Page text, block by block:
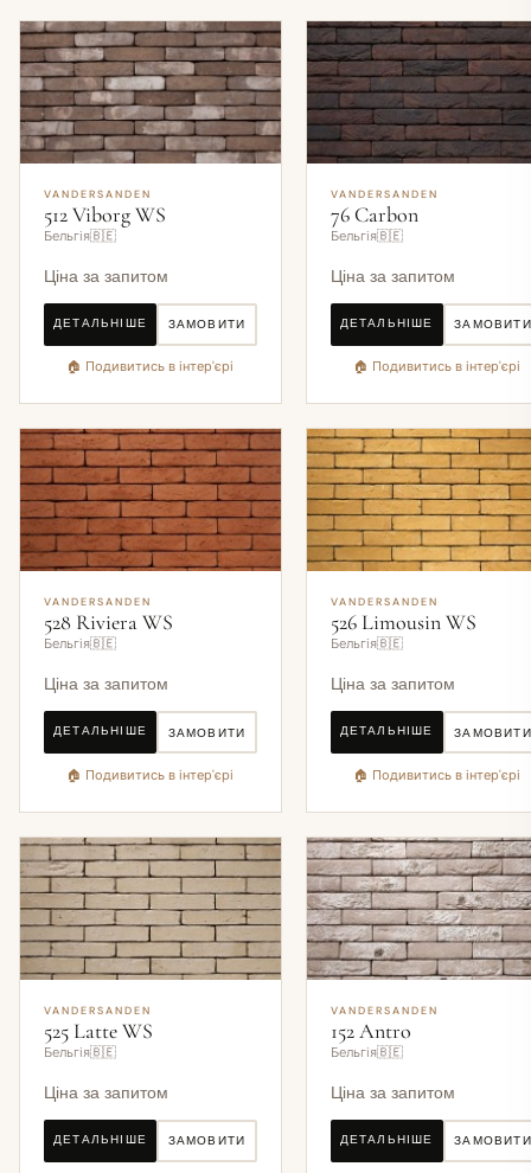
VANDERSANDEN
512 Viborg WS
Бельгія🇧🇪
Ціна за запитом
ДЕТАЛЬНІШЕ ЗАМОВИТИ
🏠 Подивитись в інтер'єрі
VANDERSANDEN
76 Carbon
Бельгія🇧🇪
Ціна за запитом
ДЕТАЛЬНІШЕ ЗАМОВИТИ
🏠 Подивитись в інтер'єрі
VANDERSANDEN
528 Riviera WS
Бельгія🇧🇪
Ціна за запитом
ДЕТАЛЬНІШЕ ЗАМОВИТИ
🏠 Подивитись в інтер'єрі
VANDERSANDEN
526 Limousin WS
Бельгія🇧🇪
Ціна за запитом
ДЕТАЛЬНІШЕ ЗАМОВИТИ
🏠 Подивитись в інтер'єрі
VANDERSANDEN
525 Latte WS
Бельгія🇧🇪
Ціна за запитом
ДЕТАЛЬНІШЕ ЗАМОВИТИ
VANDERSANDEN
152 Antro
Бельгія🇧🇪
Ціна за запитом
ДЕТАЛЬНІШЕ ЗАМОВИТИ